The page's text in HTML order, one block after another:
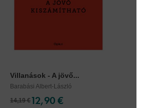
Villanások - A jövő...
Barabási Albert-László
14,19 €12,90 €